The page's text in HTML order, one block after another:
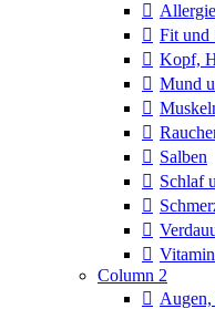
Allergie
Fit und
Kopf,
Mund
Salben
Schlaf
Column 2
Augen,